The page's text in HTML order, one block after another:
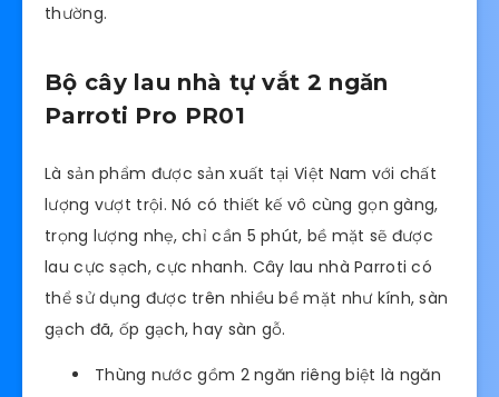
thường.
Bộ cây lau nhà tự vắt 2 ngăn
Parroti Pro PR01
Là sản phẩm được sản xuất tại Việt Nam với chất
lượng vượt trội. Nó có thiết kế vô cùng gọn gàng,
trọng lượng nhẹ, chỉ cần 5 phút, bề mặt sẽ được
lau cực sạch, cực nhanh. Cây lau nhà Parroti có
thể sử dụng được trên nhiều bề mặt như kính, sàn
gạch đã, ốp gạch, hay sàn gỗ.
Thùng nước gồm 2 ngăn riêng biệt là ngăn